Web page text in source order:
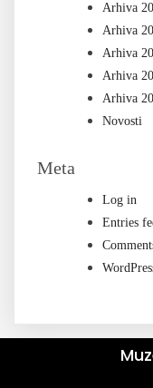
Arhiva
Arhiva
Arhiva
Arhiva
Arhiva
Novosti
Meta
Log in
Entries